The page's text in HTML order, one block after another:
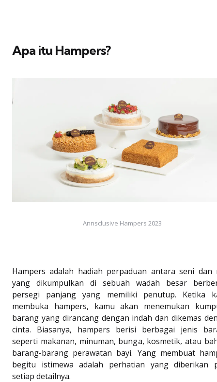
Apa itu Hampers?
Annsclusive Hampers 2023
Hampers adalah hadiah perpaduan antara seni dan
yang dikumpulkan di sebuah wadah besar
persegi panjang yang memiliki penutup. Ketika
membuka hampers, kamu akan menemukan
barang yang dirancang dengan indah dan dikemas
cinta. Biasanya, hampers berisi berbagai jenis
seperti makanan, minuman, bunga, kosmetik, atau
barang-barang perawatan bayi. Yang membuat
begitu istimewa adalah perhatian yang diberikan
setiap detailnya.